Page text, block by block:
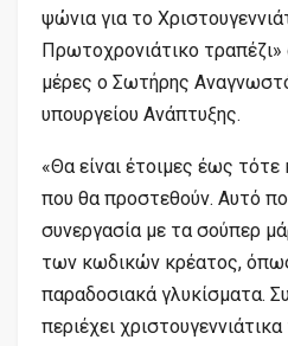
ψώνια για το
Πρωτοχρονιάτικο τραπέζι»
μέρες ο Σωτήρης
υπουργείου Ανάπτυξης.
«Θα είναι έτοιμες έως τότε
που θα προστεθούν. Αυτό
συνεργασία με τα σούπερ
των κωδικών κρέατος,
παραδοσιακά γλυκίσματα.
περιέχει